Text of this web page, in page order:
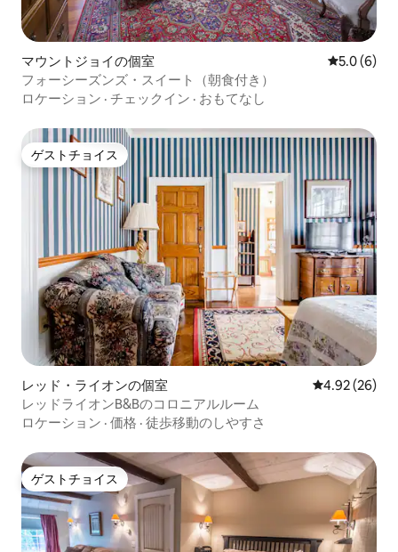
マウントジョイの個室 レビュー6
5.0 (6)
フォーシーズンズ・スイート（朝食付き）
ロケーション · チェックイン · おもてなし
ゲストチョイス
ゲストチョイス
レッド・ライオンの個室 レビュー26
4.92 (26)
レッドライオンB&Bのコロニアルルーム
ロケーション · 価格 · 徒歩移動のしやすさ
ゲストチョイス
ゲストチョイス